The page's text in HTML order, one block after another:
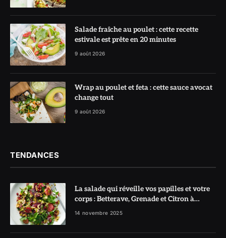
Salade fraîche au poulet : cette recette
estivale est prête en 20 minutes
9 août 2026
Wrap au poulet et feta : cette sauce avocat
change tout
9 août 2026
TENDANCES
La salade qui réveille vos papilles et votre
corps : Betterave, Grenade et Citron à
l’honneur
14 novembre 2025